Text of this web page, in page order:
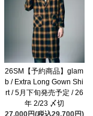
26SM【予約商品】glam
b / Extra Long Gown Shi
rt / 5月下旬発売予定 / 26
年 2/23 〆切
27,000円(税込29,700円)